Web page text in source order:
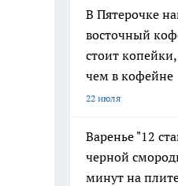
В Пятерочке
восточный
стоит
чем в кофейне
22 июля
Варенье "12
черной
минут на